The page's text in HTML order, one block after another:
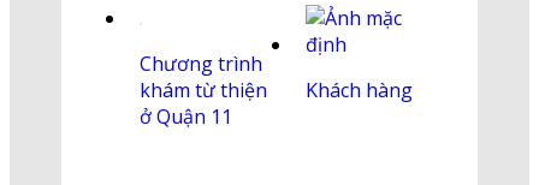
Chương trình
khám từ thiện
ở Quận 11
Khách hàng